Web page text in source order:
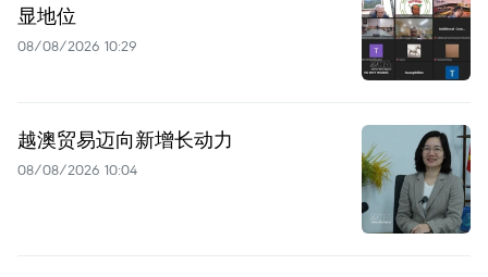
显地位
08/08/2026 10:29
越澳贸易迈向新增长动力
08/08/2026 10:04